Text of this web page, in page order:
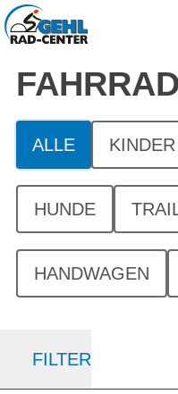
ALLE KINDER
HUNDE
HANDWAGEN
FILTER